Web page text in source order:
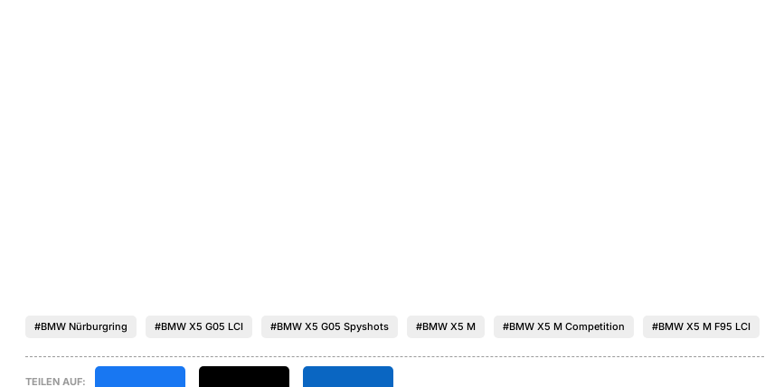
#BMW Nürburgring #BMW X5 G05 LCI #BMW X5 G05 Spyshots #BMW X5 M #BMW X5 M Competition #BMW X5 M F95 LCI
TEILEN AUF: